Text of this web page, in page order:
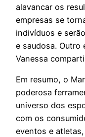
alavancar os
empresas se
indivíduos e
e saudosa. Outro
Vanessa
Em resumo, o
poderosa
universo dos
com os
eventos e